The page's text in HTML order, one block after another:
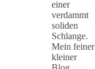
einer
verdammt
soliden
Schlange.
Mein feiner
kleiner